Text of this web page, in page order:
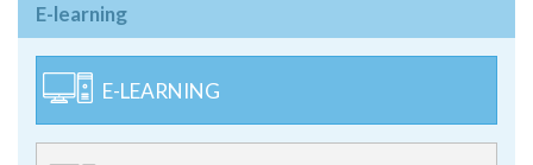
E-learning
E-LEARNING